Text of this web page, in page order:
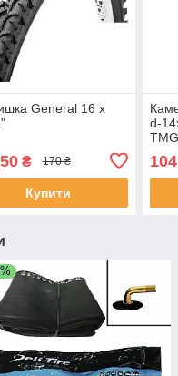
General 16 х
₴ 170 ₴
Купити
d-